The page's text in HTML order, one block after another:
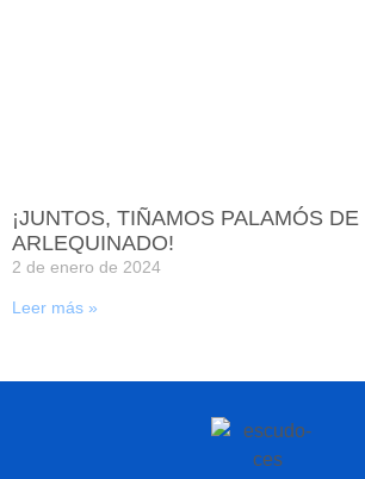
¡JUNTOS, TIÑAMOS PALAMÓS DE
ARLEQUINADO!
2 de enero de 2024
Leer más »